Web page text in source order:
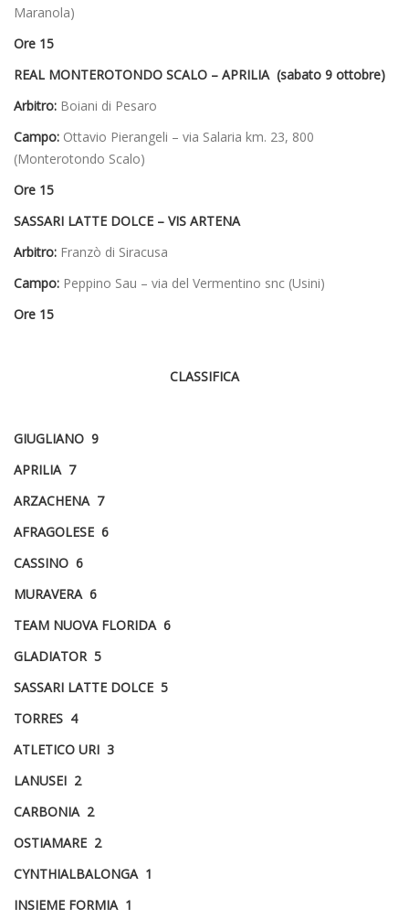
Maranola)
Ore 15
REAL MONTEROTONDO SCALO – APRILIA (sabato 9 ottobre)
Arbitro: Boiani di Pesaro
Campo: Ottavio Pierangeli – via Salaria km. 23, 800
(Monterotondo Scalo)
Ore 15
SASSARI LATTE DOLCE – VIS ARTENA
Arbitro: Franzò di Siracusa
Campo: Peppino Sau – via del Vermentino snc (Usini)
Ore 15
CLASSIFICA
GIUGLIANO 9
APRILIA 7
ARZACHENA 7
AFRAGOLESE 6
CASSINO 6
MURAVERA 6
TEAM NUOVA FLORIDA 6
GLADIATOR 5
SASSARI LATTE DOLCE 5
TORRES 4
ATLETICO URI 3
LANUSEI 2
CARBONIA 2
OSTIAMARE 2
CYNTHIALBALONGA 1
INSIEME FORMIA 1